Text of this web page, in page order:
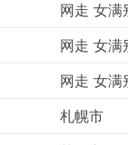
如何到达大巴车
出行，特别是在
比火车或飞机更
网走 女满
网走 女满
网走 女满
札幌市